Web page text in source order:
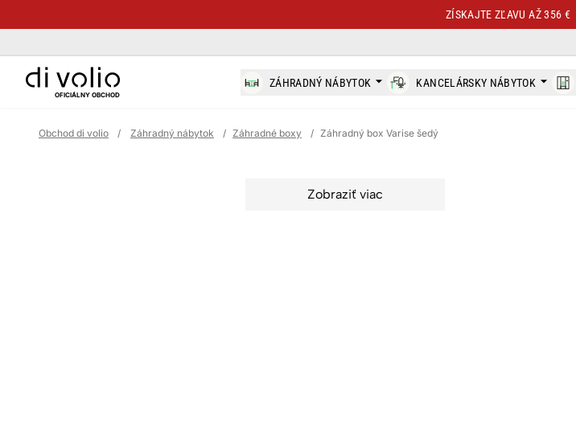
ZÍSKAJTE ZĽAVU AŽ 356 €
di-volio.com
OFICIÁLNY OBCHOD
ZÁHRADNÝ NÁBYTOK KANCELÁRSKY NÁBYTOK
Obchod di volio / Záhradný nábytok / Záhradné boxy / Záhradný box Varise šedý
Zobraziť viac